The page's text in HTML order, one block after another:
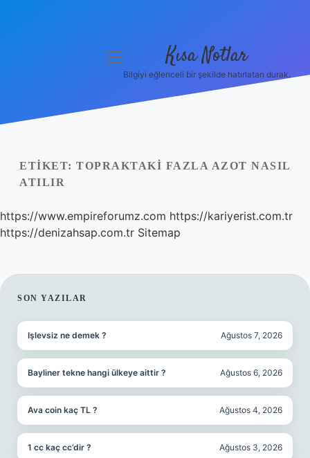
Yasal Uyarı
Hakkımızda
menüyü
Kısa Notlar
Bilgiyi eğlenceli bir şekilde hatırlatan durak.
ETIKET: TOPRAKTAKI FAZLA AZOT NASIL
ATILIR
https://www.empireforumz.com https://kariyerist.com.tr
https://denizahsap.com.tr Sitemap
SIDEBAR
SON YAZILAR
Işlevsiz ne demek ? Ağustos 7, 2026
Bayliner tekne hangi ülkeye aittir ? Ağustos 6, 2026
Ava coin kaç TL ? Ağustos 4, 2026
1 cc kaç cc’dir ? Ağustos 3, 2026